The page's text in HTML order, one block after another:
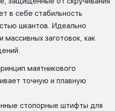
в себе стабильность
шкантов. Идеально
массивных заготовок, как
маятникового
точную и плавную
стопорные штифты для